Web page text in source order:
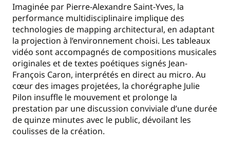
Imaginée par Pierre-Alexandre Saint-Yves, la
performance multidisciplinaire implique des
technologies de mapping architectural, en adaptant
la projection à l’environnement choisi. Les tableaux
vidéo sont accompagnés de compositions musicales
originales et de textes poétiques signés Jean-
François Caron, interprétés en direct au micro. Au
cœur des images projetées, la chorégraphe Julie
Pilon insuffle le mouvement et prolonge la
prestation par une discussion conviviale d’une durée
de quinze minutes avec le public, dévoilant les
coulisses de la création.